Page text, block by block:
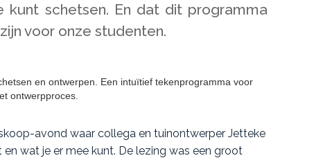
kunt schetsen. En dat dit programma
voor onze studenten.
avond waar collega en tuinontwerper Jetteke
wat je er mee kunt. De lezing was een groot